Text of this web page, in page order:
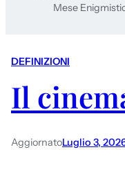
Mese
DEFINIZIONI
Il
AggiornatoLuglio 3,